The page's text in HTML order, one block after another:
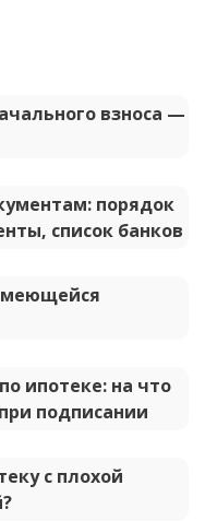
взноса —
порядок
список банков
ипотеке: на что
подписании
с плохой